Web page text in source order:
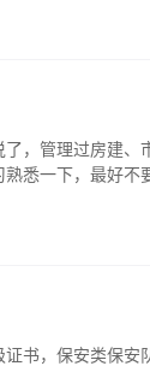
，管理过房建、
悉一下，最好不
书，保安类保安